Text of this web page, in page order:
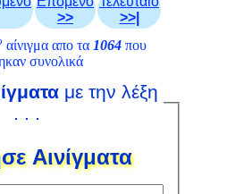
>>
>>|
αίνιγμα απο τα 1064 που
συνολικά
με την λέξη
. . .
Αινίγματα